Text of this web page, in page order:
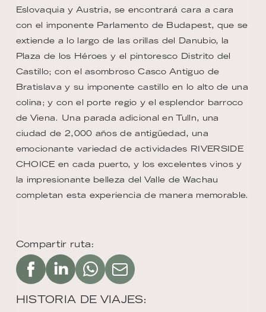
Compartir ruta:
HISTORIA DE VIAJES:
Eslovaquia y Austria, se encontrará cara a cara
con el imponente Parlamento de Budapest, que se
extiende a lo largo de las orillas del Danubio, la
Plaza de los Héroes y el pintoresco Distrito del
Castillo; con el asombroso Casco Antiguo de
Bratislava y su imponente castillo en lo alto de una
colina; y con el porte regio y el esplendor barroco
de Viena. Una parada adicional en Tulln, una
ciudad de 2,000 años de antigüedad, una
emocionante variedad de actividades RIVERSIDE
CHOICE en cada puerto, y los excelentes vinos y
la impresionante belleza del Valle de Wachau
completan esta experiencia de manera memorable.